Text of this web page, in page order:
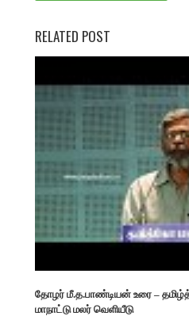
RELATED POST
தோழர் மீ.த.பாண்டியன் உரை –
மாநாட்டு மலர் வெளியீடு